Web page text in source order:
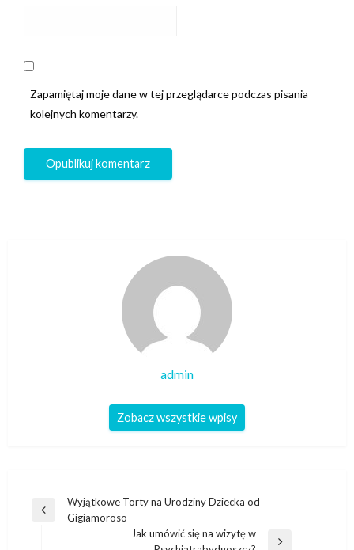
Zapamiętaj moje dane w tej przeglądarce podczas pisania
kolejnych komentarzy.
admin
Zobacz wszystkie wpisy
Nawigacja
wpisu
Poprzedni
Wyjątkowe Torty na Urodziny Dziecka od
Gigiamoroso
Jak umówić się na wizytę w